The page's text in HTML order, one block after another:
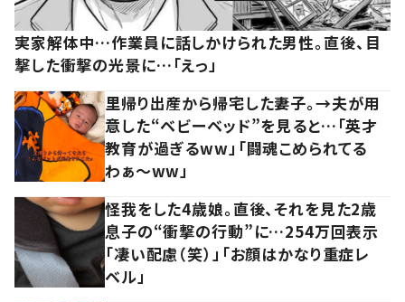
実家解体中…作業員に話しかけられた男性。直後、目
撃した衝撃の光景に…「えっ」
里帰り出産から帰宅した妻子。→夫が用
意した“ベビーベッド”を見ると…「英才
教育が過ぎるww」「闘魂こめられてる
わぁ～ww」
怪我をした4歳娘。直後、それを見た2歳
息子の“衝撃の行動”に…254万回表示
「凄い配慮（笑）」「お顔はかなり重症レ
ベル」